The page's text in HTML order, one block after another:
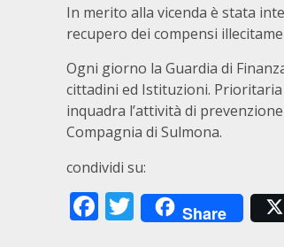
In merito alla vicenda è stata
recupero dei compensi
Ogni giorno la Guardia di
cittadini ed Istituzioni.
inquadra l’attività di
Compagnia di Sulmona.
condividi su:
Facebook
Twitter
Share